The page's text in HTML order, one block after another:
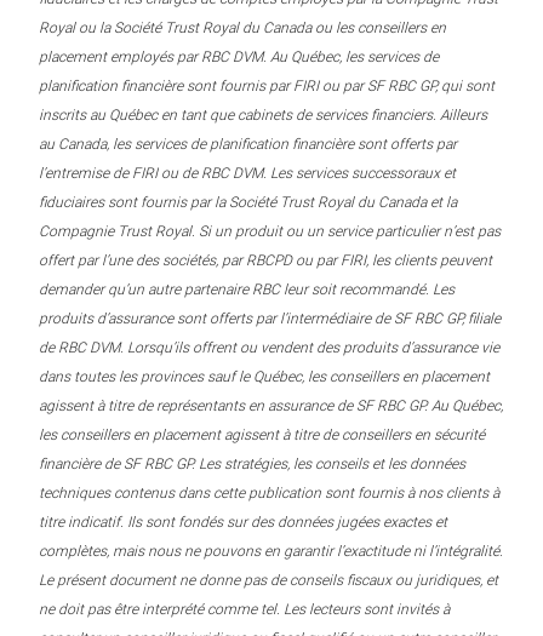
Royal ou la Société Trust Royal du Canada ou les conseillers en
placement employés par RBC DVM. Au Québec, les services de
planification financière sont fournis par FIRI ou par SF RBC GP, qui sont
inscrits au Québec en tant que cabinets de services financiers. Ailleurs
au Canada, les services de planification financière sont offerts par
l’entremise de FIRI ou de RBC DVM. Les services successoraux et
fiduciaires sont fournis par la Société Trust Royal du Canada et la
Compagnie Trust Royal. Si un produit ou un service particulier n’est pas
offert par l’une des sociétés, par RBCPD ou par FIRI, les clients peuvent
demander qu’un autre partenaire RBC leur soit recommandé. Les
produits d’assurance sont offerts par l’intermédiaire de SF RBC GP, filiale
de RBC DVM. Lorsqu’ils offrent ou vendent des produits d’assurance vie
dans toutes les provinces sauf le Québec, les conseillers en placement
agissent à titre de représentants en assurance de SF RBC GP. Au Québec,
les conseillers en placement agissent à titre de conseillers en sécurité
financière de SF RBC GP. Les stratégies, les conseils et les données
techniques contenus dans cette publication sont fournis à nos clients à
titre indicatif. Ils sont fondés sur des données jugées exactes et
complètes, mais nous ne pouvons en garantir l’exactitude ni l’intégralité.
Le présent document ne donne pas de conseils fiscaux ou juridiques, et
ne doit pas être interprété comme tel. Les lecteurs sont invités à